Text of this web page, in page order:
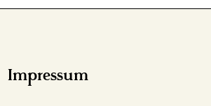
Impressum